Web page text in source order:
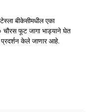
टेस्ला बीकेसीमधील एका
चौरस फूट जागा भाड्याने घेत
प्रदर्शन केले जाणार आहे.